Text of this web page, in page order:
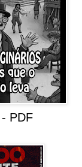
PDF